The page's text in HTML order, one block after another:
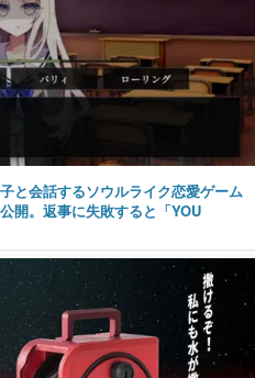
と会話するソウルライク恋愛ゲーム
開。返事に失敗すると「YOU